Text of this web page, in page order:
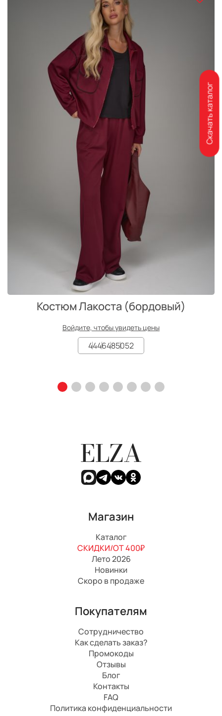
Костюм Лакоста (бордовый)
Войдите, чтобы увидеть цены
4446485052
ELZA
Магазин
Каталог
СКИДКИ/ОТ 400₽
Лето 2026
Новинки
Скоро в продаже
Покупателям
Сотрудничество
Как сделать заказ?
Промокоды
Отзывы
Блог
Контакты
FAQ
Политика конфиденциальности
Скачать каталог